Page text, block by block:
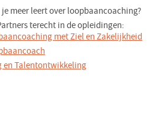
meer leert over loopbaancoaching?
terecht in de opleidingen:
met Ziel en Zakelijkheid
en Talentontwikkeling